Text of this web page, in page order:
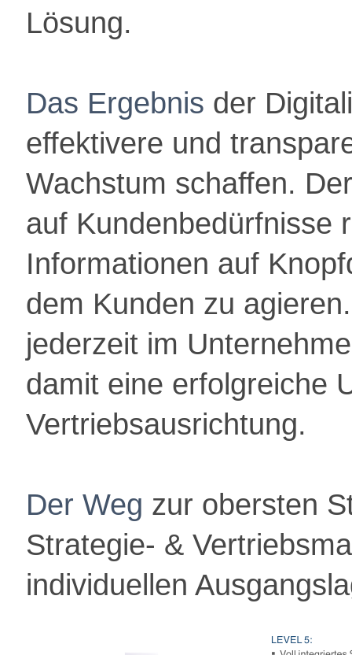
Lösung.
Das Ergebnis der
effektivere und
Wachstum schaffen.
auf Kundenbedürfnisse
Informationen auf
dem Kunden zu
jederzeit im
damit eine erfolgreiche
Vertriebsausrichtung.
Der Weg zur obersten
Strategie- &
individuellen